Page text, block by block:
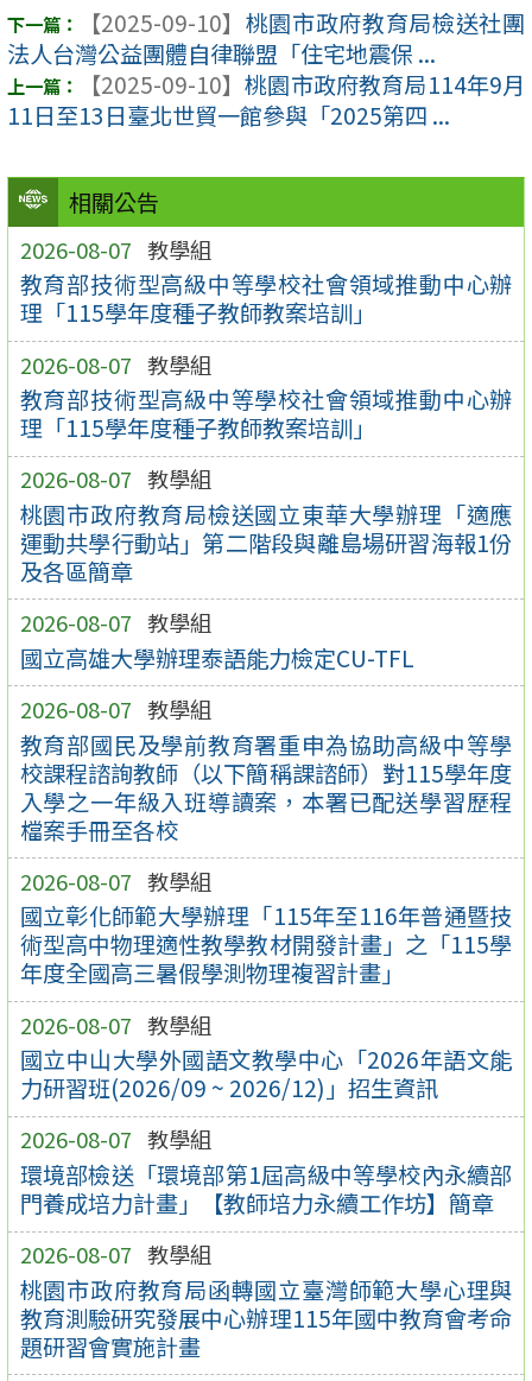
相關公告
2026-08-07 教學組
教育部技術型高級中等學校社會領域推動中心辦
理「115學年度種子教師教案培訓」
2026-08-07 教學組
教育部技術型高級中等學校社會領域推動中心辦
理「115學年度種子教師教案培訓」
2026-08-07 教學組
桃園市政府教育局檢送國立東華大學辦理「適應
運動共學行動站」第二階段與離島場研習海報1份
及各區簡章
2026-08-07 教學組
國立高雄大學辦理泰語能力檢定CU-TFL
2026-08-07 教學組
教育部國民及學前教育署重申為協助高級中等學
校課程諮詢教師（以下簡稱課諮師）對115學年度
入學之一年級入班導讀案，本署已配送學習歷程
檔案手冊至各校
2026-08-07 教學組
國立彰化師範大學辦理「115年至116年普通暨技
術型高中物理適性教學教材開發計畫」之「115學
年度全國高三暑假學測物理複習計畫」
2026-08-07 教學組
國立中山大學外國語文教學中心「2026年語文能
力研習班(2026/09 ~ 2026/12)」招生資訊
2026-08-07 教學組
環境部檢送「環境部第1屆高級中等學校內永續部
門養成培力計畫」【教師培力永續工作坊】簡章
2026-08-07 教學組
桃園市政府教育局函轉國立臺灣師範大學心理與
教育測驗研究發展中心辦理115年國中教育會考命
題研習會實施計畫
【2025-09-10】 桃園市政府教育局檢送社團
法人台灣公益團體自律聯盟「住宅地震保 ...
【2025-09-10】 桃園市政府教育局114年9月
11日至13日臺北世貿一館參與「2025第四 ...